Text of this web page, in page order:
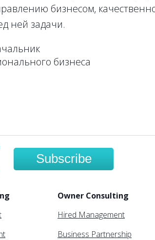
бизнесом,
ней задачи.
бизнеса
Subscribe
Owner Consulting
Hired Management
Business Partnership